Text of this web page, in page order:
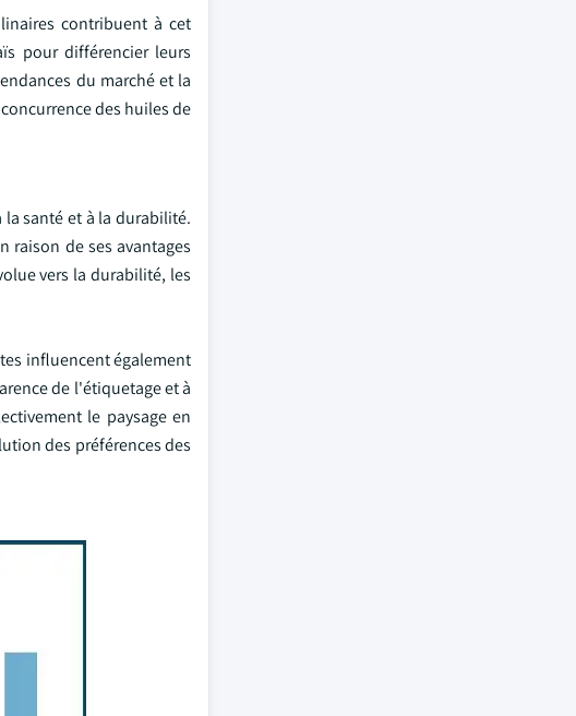
contribuent à cet
pour différencier leurs
du marché et la
des huiles de
santé et à la durabilité.
raison de ses avantages
vers la durabilité, les
influencent également
de l'étiquetage et à
le paysage en
des préférences des